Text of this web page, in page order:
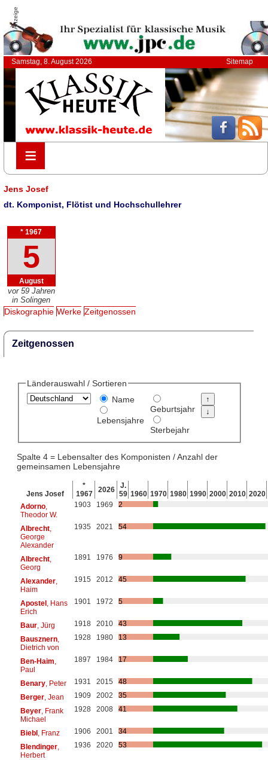
Anzeige
Samstag, 8. August 2026 Sitemap
≡
≡
Jens Josef
dt. Komponist, Flötist und Hochschullehrer
* 1967
5
August
vor 59 Jahren
in Solingen
Diskographie Werke Zeitgenossen
Zeitgenossen
Länderauswahl / Sortieren
Name
Lebensjahre
Geburtsjahr
Sterbejahr
Spalte 4 = Lebensalter des Komponisten / Anzahl der
gemeinsamen Lebensjahre
Jens Josef
*
1967
2026
J.
59 1960 1970 1980 1990 2000 2010 2020
Adorno,
Theodor W.
1903 1969 2
Albrecht,
George
Alexander
1935 2021 54
Albrecht,
Georg
1891 1976 9
Alexander,
Haim
1915 2012 45
Apostel, Hans
Erich
1901 1972 5
Baur, Jürg 1918 2010
43
Bausznern,
Dietrich von
1928 1980 13
Ben-Haim
Paul
1897 1984 17
Benary, Peter 1931 2015
48
Berger, Jean 1909 2002
35
Beyer, Frank
Michael
1928 2008 41
Biebl, Franz 1906 2001
34
Blendinger,
Herbert
1936 2020 53